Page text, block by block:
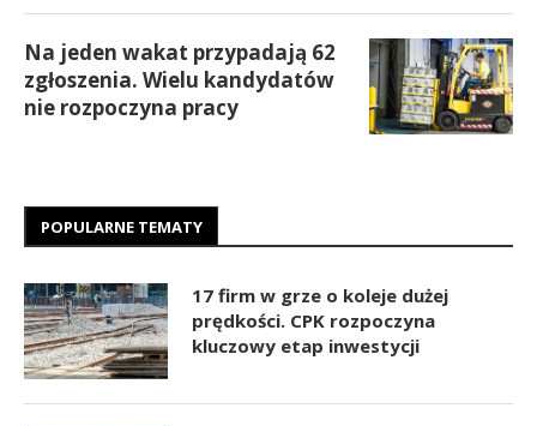
Na jeden wakat przypadają 62
zgłoszenia. Wielu kandydatów
nie rozpoczyna pracy
POPULARNE TEMATY
17 firm w grze o koleje dużej
prędkości. CPK rozpoczyna
kluczowy etap inwestycji